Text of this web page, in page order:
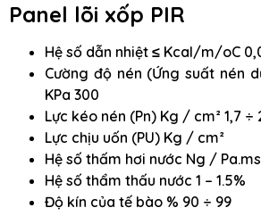
Panel lõi xốp PIR
Hệ số dẫn nhiệt ≤ Kcal/m/oC
Cường độ nén (Ứng suất nén
KPa 300
Lực kéo nén (Pn) Kg / cm² 1,7 ÷
Lực chịu uốn (PU) Kg / cm²
Hệ số thấm hơi nước Ng / Pa.ms
Hệ số thẩm thấu nước 1 – 1.5%
Độ kín của tế bào % 90 ÷ 99